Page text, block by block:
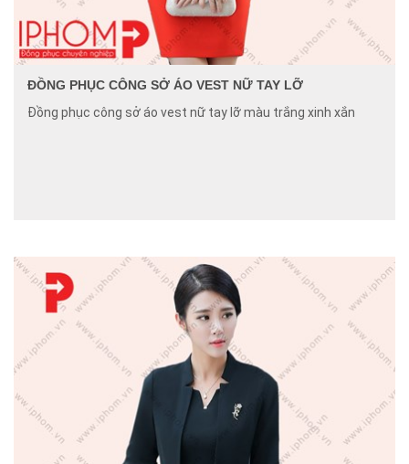
ĐỒNG PHỤC CÔNG SỞ ÁO VEST NỮ TAY LỠ
Đồng phục công sở áo vest nữ tay lỡ màu trắng xinh xắn